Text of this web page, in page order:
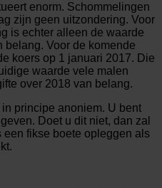
enorm. Schommelingen
zijn geen uitzondering. Voor
is echter alleen de waarde
belang. Voor de komende
koers op 1 januari 2017. Die
waarde vele malen
over 2018 van belang.
principe anoniem. U bent
Doet u dit niet, dan zal
fikse boete opleggen als